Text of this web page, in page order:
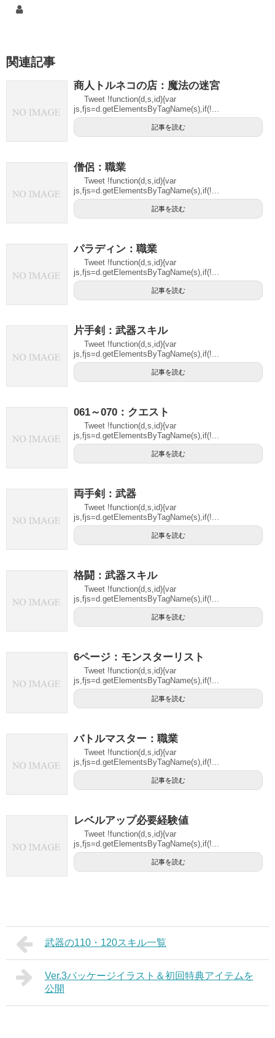
関連記事
商人トルネコの店：魔法の迷宮
Tweet !function(d,s,id){var
js,fjs=d.getElementsByTagName(s),if(!...
記事を読む
僧侶：職業
Tweet !function(d,s,id){var
js,fjs=d.getElementsByTagName(s),if(!...
記事を読む
パラディン：職業
Tweet !function(d,s,id){var
js,fjs=d.getElementsByTagName(s),if(!...
記事を読む
片手剣：武器スキル
Tweet !function(d,s,id){var
js,fjs=d.getElementsByTagName(s),if(!...
記事を読む
061～070：クエスト
Tweet !function(d,s,id){var
js,fjs=d.getElementsByTagName(s),if(!...
記事を読む
両手剣：武器
Tweet !function(d,s,id){var
js,fjs=d.getElementsByTagName(s),if(!...
記事を読む
格闘：武器スキル
Tweet !function(d,s,id){var
js,fjs=d.getElementsByTagName(s),if(!...
記事を読む
6ページ：モンスターリスト
Tweet !function(d,s,id){var
js,fjs=d.getElementsByTagName(s),if(!...
記事を読む
バトルマスター：職業
Tweet !function(d,s,id){var
js,fjs=d.getElementsByTagName(s),if(!...
記事を読む
レベルアップ必要経験値
Tweet !function(d,s,id){var
js,fjs=d.getElementsByTagName(s),if(!...
記事を読む
武器の110・120スキル一覧
Ver.3パッケージイラスト＆初回特典アイテムを
公開